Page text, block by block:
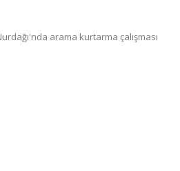
arama kurtarma çalışması